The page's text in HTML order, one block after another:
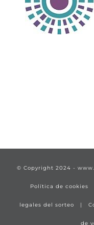
© Copyright 2024 -
Política de cookies
legales del sorteo |
de